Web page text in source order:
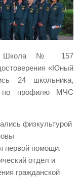
объектов
Школа № 157
«Юный
24 школьника,
по профилю МЧС
физкультурой
первой помощи.
отдел и
гражданской